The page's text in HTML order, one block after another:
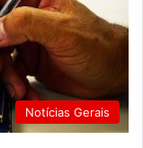
Notícias Gerais